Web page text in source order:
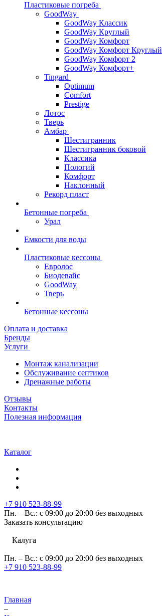
Пластиковые погреба
GoodWay
GoodWay Классик
GoodWay Круглый
GoodWay Комфорт
GoodWay Комфорт Круглый
GoodWay Комфорт 2
GoodWay Комфорт+
Tingard
Optimum
Comfort
Prestige
Лотос
Тверь
Амбар
Шестигранник
Шестигранник боковой
Классика
Пологий
Комфорт
Наклонный
Рекорд пласт
Бетонные погреба
Урал
Емкости для воды
Пластиковые кессоны
Евролос
Биодевайс
GoodWay
Тверь
Бетонные кессоны
Оплата и доставка
Бренды
Услуги
Монтаж канализации
Обслуживание септиков
Дренажные работы
Отзывы
Контакты
Полезная информация
Каталог
+7 910 523-88-99
Пн. – Вс.: с 09:00 до 20:00 без выходных
Заказать консультацию
Калуга
Пн. – Вс.: с 09:00 до 20:00 без выходных
+7 910 523-88-99
Главная
–